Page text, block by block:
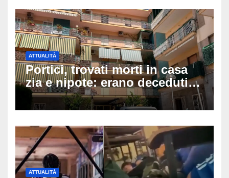
ATTUALITÀ
Portici, trovati morti in casa
zia e nipote: erano deceduti
da giorni, il caldo tra le
ipotesi al vaglio
ATTUALITÀ